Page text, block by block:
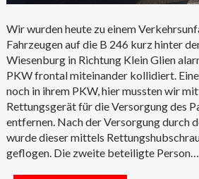
Wir wurden heute zu einem
Fahrzeugen auf die B 246 kurz hinter
Wiesenburg in Richtung Klein Glien
PKW frontal miteinander kollidiert.
noch in ihrem PKW, hier mussten wir
Rettungsgerät für die Versorgung des
entfernen. Nach der Versorgung durch
wurde dieser mittels
geflogen. Die zweite beteiligte Person…